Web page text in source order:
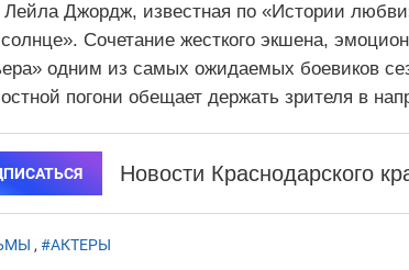
Джордж, известная по «Истории
Сочетание жесткого экшена,
одним из самых ожидаемых боевиков
погони обещает держать зрителя в
Новости Краснодарского
, #АКТЕРЫ